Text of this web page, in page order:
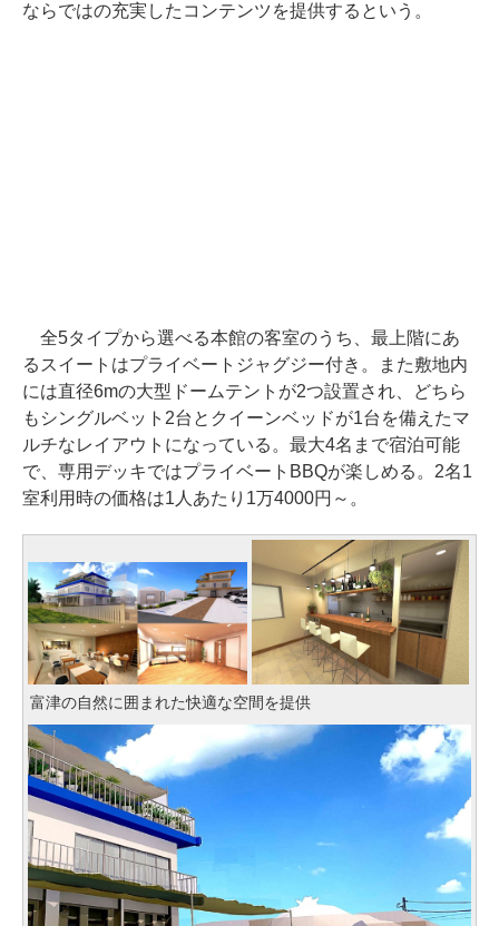
ならではの充実したコンテンツを提供するという。
全5タイプから選べる本館の客室のうち、最上階にあ
るスイートはプライベートジャグジー付き。また敷地内
には直径6mの大型ドームテントが2つ設置され、どちら
もシングルベット2台とクイーンベッドが1台を備えたマ
ルチなレイアウトになっている。最大4名まで宿泊可能
で、専用デッキではプライベートBBQが楽しめる。2名1
室利用時の価格は1人あたり1万4000円～。
富津の自然に囲まれた快適な空間を提供